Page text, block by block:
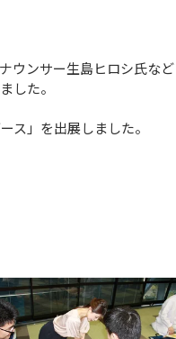
ウンサー生島ヒロシ氏など
した。
ス」を出展しました。